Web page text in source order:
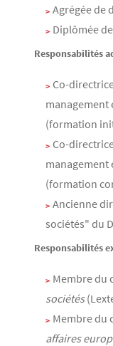
Agrégée de
Diplômée
Responsabilités
Co-
management
(formation
Co-
management
(formation
Ancienne
sociétés" du
Responsabilités
Membre du
sociétés
Membre du
affaires